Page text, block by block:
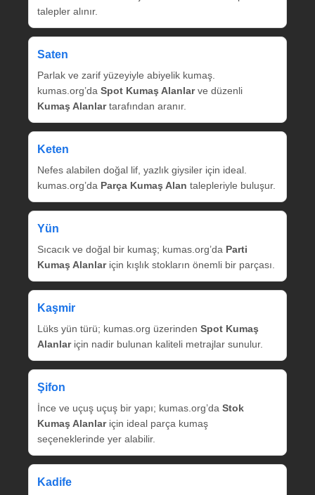
talepler alınır.
Saten
Parlak ve zarif yüzeyiyle abiyelik kumaş.
kumas.org’da Spot Kumaş Alanlarve düzenli
Kumaş Alanlartarafından aranır.
Keten
Nefes alabilen doğal lif, yazlık giysiler için ideal.
kumas.org’da Parça Kumaş Alan talepleriyle buluşur.
Yün
Sıcacık ve doğal bir kumaş; kumas.org’da Parti
Kumaş Alanlariçin kışlık stokların önemli bir parçası.
Kaşmir
Lüks yün türü; kumas.org üzerinden Spot Kumaş
Alanlariçin nadir bulunan kaliteli metrajlar sunulur.
Şifon
İnce ve uçuş uçuş bir yapı; kumas.org’da Stok
Kumaş Alanlariçin ideal parça kumaş
seçeneklerinde yer alabilir.
Kadife